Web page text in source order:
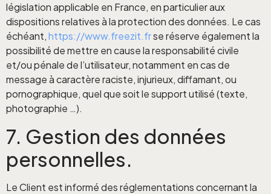
législation applicable en France, en particulier aux
dispositions relatives à la protection des données. Le cas
échéant,https://www.freezit.frse réserve également la
possibilité de mettre en cause la responsabilité civile
et/ou pénale de l’utilisateur, notamment en cas de
message à caractère raciste, injurieux, diffamant, ou
pornographique, quel que soit le support utilisé (texte,
photographie …).
7. Gestion des données
personnelles.
Le Client est informé des réglementations concernant la